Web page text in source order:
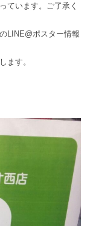
ています。ご了承く
LINE@ポスター情報
ます。